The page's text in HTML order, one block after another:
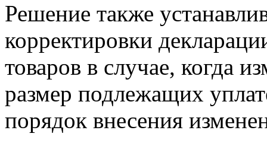
Решение также
корректировки
товаров в случае, когда
размер подлежащих
порядок внесения